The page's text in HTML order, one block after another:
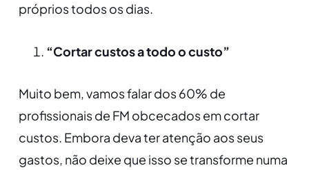
próprios todos os dias.
“Cortar custos a todo o custo”
Muito bem, vamos falar dos 60% de
profissionais de FM obcecados em cortar
custos. Embora deva ter atenção aos seus
gastos, não deixe que isso se transforme numa